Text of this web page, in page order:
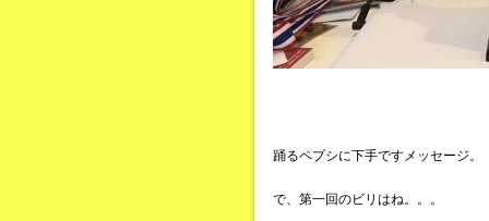
踊るペプシに下手ですメッセージ。
で、第一回のビリはね。。。